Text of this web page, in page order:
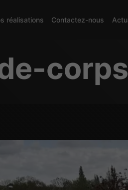
réalisations Contactez-nous